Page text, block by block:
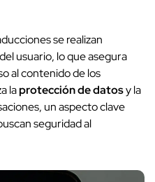
se realizan
usuario, lo que asegura
al contenido de los
laprotección de datosy la
un aspecto clave
seguridad al